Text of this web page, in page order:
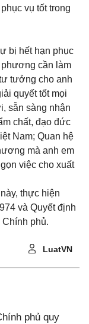
vụ tốt trong
bị hết hạn phục
phương cần làm
tưởng cho anh
quyết tốt mọi
sẵn sàng nhận
chất, đạo đức
Nam; Quan hệ
mà anh em
việc cho xuất
thực hiện
và Quyết định
phủ.
LuatVN
phủ quy